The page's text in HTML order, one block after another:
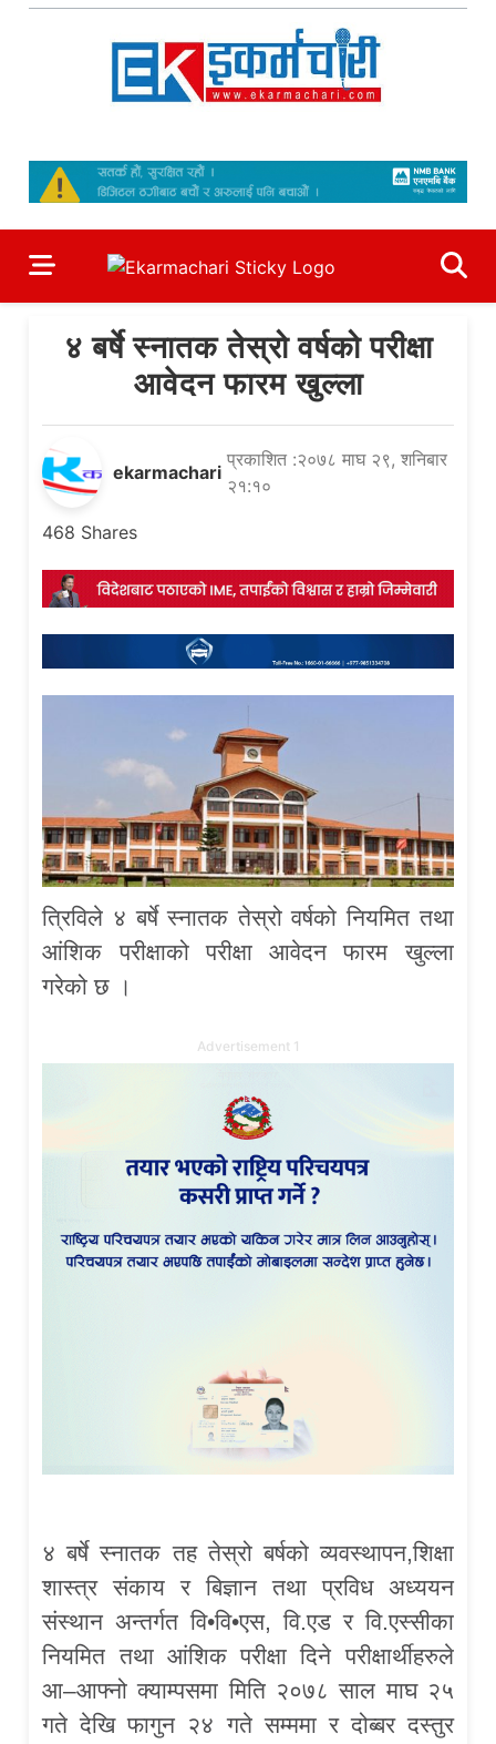
Skip
४ बर्षे स्नातक तेस्रो वर्षको परीक्षा
आवेदन फारम खुल्ला
ekarmachari
प्रकाशित :२०७८ माघ २९, शनिबार
२१:१०
468 Shares
त्रिविले ४ बर्षे स्नातक तेस्रो वर्षको नियमित तथा
आंशिक परीक्षाको परीक्षा आवेदन फारम खुल्ला
गरेको छ ।
Advertisement 1
४ बर्षे स्नातक तह तेस्रो बर्षको व्यवस्थापन,शिक्षा
शास्त्र संकाय र बिज्ञान तथा प्रविध अध्ययन
संस्थान अन्तर्गत वि•वि•एस, वि.एड र वि.एस्सीका
नियमित तथा आंशिक परीक्षा दिने परीक्षार्थीहरुले
आ–आफ्नो क्याम्पसमा मिति २०७८ साल माघ २५
गते देखि फागुन २४ गते सम्ममा र दोब्बर दस्तुर